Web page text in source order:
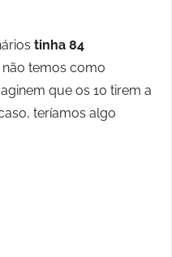
tinha 84
não temos como
que os 10 tirem a
teríamos algo